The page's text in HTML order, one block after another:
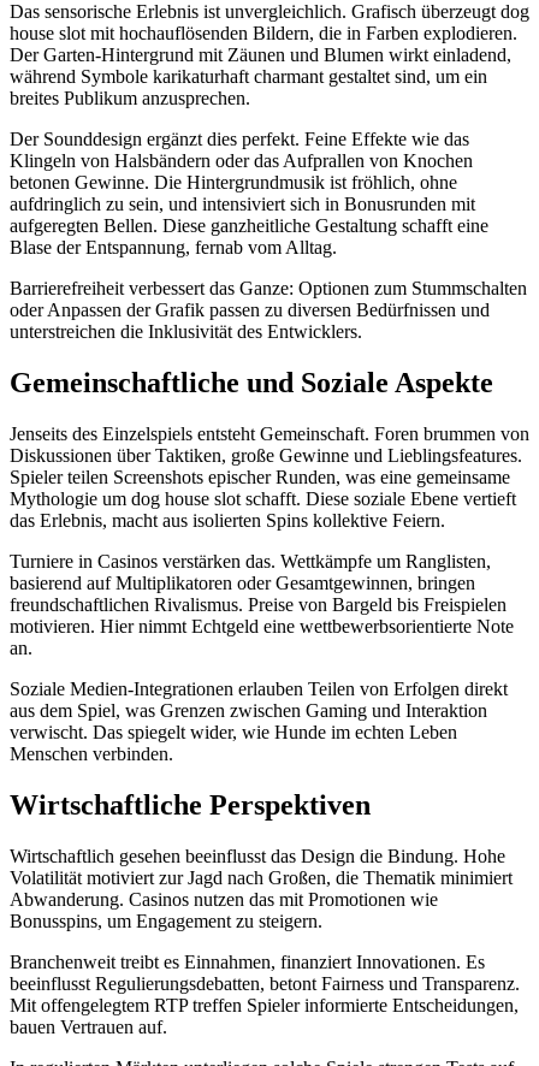
Das sensorische Erlebnis ist unvergleichlich. Grafisch überzeugt dog
house slot mit hochauflösenden Bildern, die in Farben explodieren.
Der Garten-Hintergrund mit Zäunen und Blumen wirkt einladend,
während Symbole karikaturhaft charmant gestaltet sind, um ein
breites Publikum anzusprechen.
Der Sounddesign ergänzt dies perfekt. Feine Effekte wie das
Klingeln von Halsbändern oder das Aufprallen von Knochen
betonen Gewinne. Die Hintergrundmusik ist fröhlich, ohne
aufdringlich zu sein, und intensiviert sich in Bonusrunden mit
aufgeregten Bellen. Diese ganzheitliche Gestaltung schafft eine
Blase der Entspannung, fernab vom Alltag.
Barrierefreiheit verbessert das Ganze: Optionen zum Stummschalten
oder Anpassen der Grafik passen zu diversen Bedürfnissen und
unterstreichen die Inklusivität des Entwicklers.
Gemeinschaftliche und Soziale Aspekte
Jenseits des Einzelspiels entsteht Gemeinschaft. Foren brummen von
Diskussionen über Taktiken, große Gewinne und Lieblingsfeatures.
Spieler teilen Screenshots epischer Runden, was eine gemeinsame
Mythologie um dog house slot schafft. Diese soziale Ebene vertieft
das Erlebnis, macht aus isolierten Spins kollektive Feiern.
Turniere in Casinos verstärken das. Wettkämpfe um Ranglisten,
basierend auf Multiplikatoren oder Gesamtgewinnen, bringen
freundschaftlichen Rivalismus. Preise von Bargeld bis Freispielen
motivieren. Hier nimmt Echtgeld eine wettbewerbsorientierte Note
an.
Soziale Medien-Integrationen erlauben Teilen von Erfolgen direkt
aus dem Spiel, was Grenzen zwischen Gaming und Interaktion
verwischt. Das spiegelt wider, wie Hunde im echten Leben
Menschen verbinden.
Wirtschaftliche Perspektiven
Wirtschaftlich gesehen beeinflusst das Design die Bindung. Hohe
Volatilität motiviert zur Jagd nach Großen, die Thematik minimiert
Abwanderung. Casinos nutzen das mit Promotionen wie
Bonusspins, um Engagement zu steigern.
Branchenweit treibt es Einnahmen, finanziert Innovationen. Es
beeinflusst Regulierungsdebatten, betont Fairness und Transparenz.
Mit offengelegtem RTP treffen Spieler informierte Entscheidungen,
bauen Vertrauen auf.